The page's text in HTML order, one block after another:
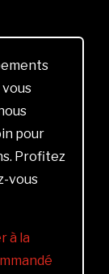
vous
pour
Profitez
vous
à la